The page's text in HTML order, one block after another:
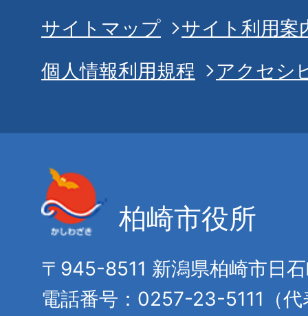
サイトマップ
サイト利用案
個人情報利用規程
アクセシ
柏崎市役所
〒945-8511 新潟県柏崎市日
電話番号：0257-23-5111（代